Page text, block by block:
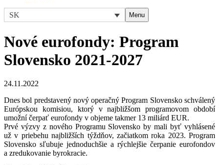
SK Menu
Nové eurofondy: Program
Slovensko 2021-2027
24.11.2022
Dnes bol predstavený nový operačný Program Slovensko schválený
Európskou komisiou, ktorý v najbližšom programovom období
umožní čerpať eurofondy v objeme takmer 13 miliárd EUR.
Prvé výzvy z nového Programu Slovensko by mali byť vyhlásené
už v priebehu najbližších týždňov, začiatkom roka 2023. Program
Slovensko sľubuje jednoduchšie a rýchlejšie čerpanie eurofondov
a zredukovanie byrokracie.